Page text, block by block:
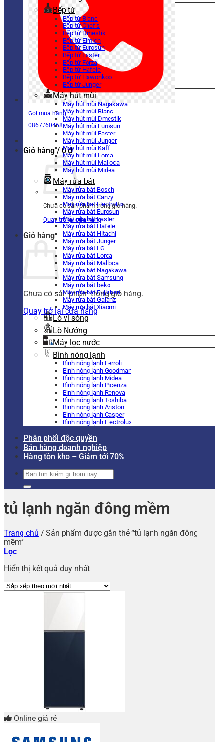
Gọi mua hàng
0867760468
Giỏ hàng / 0₫
Chưa có sản phẩm trong giỏ hàng.
Quay trở lại cửa hàng
Giỏ hàng
Chưa có sản phẩm trong giỏ hàng.
Quay trở lại cửa hàng
Bếp từ
Bếp từ Blanc
Bếp từ Chef’s
Bếp từ Dmestik
Bếp từ Elmich
Bếp từ Eurosun
Bếp từ Faster
Bếp từ Forza
Bếp từ Hafele
Bếp từ Hawonkoo
Bếp từ Junger
Máy hút mùi
Máy hút mùi Nagakawa
Máy hút mùi Blanc
Máy hút mùi Dmestik
Máy hút mùi Eurosun
Máy hút mùi Faster
Máy hút mùi Junger
Máy hút mùi Kaff
Máy hút mùi Lorca
Máy hút mùi Malloca
Máy hút mùi Midea
Máy rửa bát
Máy rửa bát Bosch
Máy rửa bát Canzy
Máy rửa bát Electrolux
Máy rửa bát Eurosun
Máy rửa bát Faster
Máy rửa bát Hafele
Máy rửa bát Hitachi
Máy rửa bát Junger
Máy rửa bát LG
Máy rửa bát Lorca
Máy rửa bát Malloca
Máy rửa bát Nagakawa
Máy rửa bát Samsung
Máy rửa bát beko
Máy rửa bát Fujishan
Máy rửa bát Galanz
Máy rửa bát Xiaomi
Lò vi sóng
Lò Nướng
Máy lọc nước
Bình nóng lạnh
Bình nóng lạnh Ferroli
Bình nóng lạnh Goodman
Bình nóng lạnh Midea
Bình nóng lạnh Picenza
Bình nóng lạnh Renova
Bình nóng lạnh Toshiba
Bình nóng lạnh Ariston
Bình nóng lạnh Casper
Bình nóng lạnh Electrolux
Phân phối độc quyền
Bán hàng doanh nghiệp
Hàng tồn kho – Giảm tới 70%
Tìm
kiếm:
tủ lạnh ngăn đông mềm
Trang chủ / Sản phẩm được gắn thẻ “tủ lạnh ngăn đông
mềm”
Lọc
Hiển thị kết quả duy nhất
Online giá rẻ